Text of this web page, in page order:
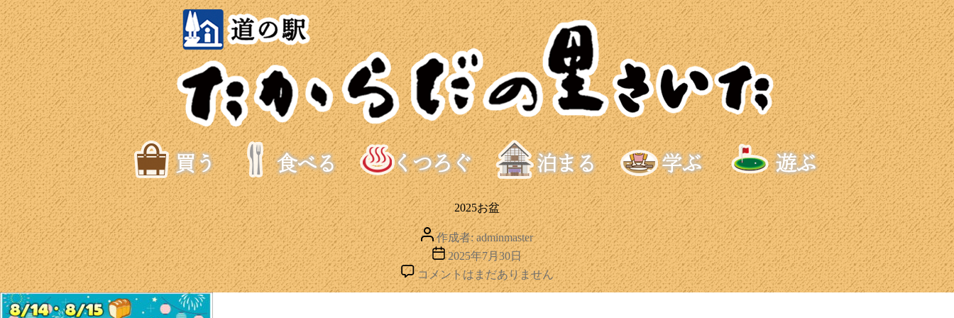
2025お盆
投
稿
者
作成者: adminmaster
投
稿
日
2025年7月30日
2025
お
コメントはまだありません